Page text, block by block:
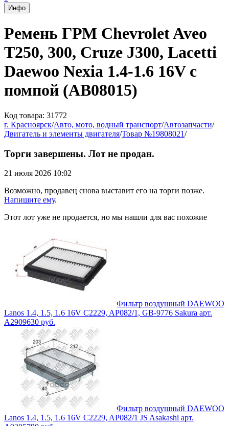
Инфо
Ремень ГРМ Chevrolet Aveo
T250, 300, Cruze J300, Lacetti
Daewoo Nexia 1.4-1.6 16V с
помпой (AB08015)
Код товара: 31772
г. Красноярск/Авто, мото, водный транспорт/Автозапчасти/
Двигатель и элементы двигателя/Товар №19808021/
Торги завершены. Лот не продан.
21 июля 2026 10:02
Возможно, продавец снова выставит его на торги позже.
Напишите ему.
Этот лот уже не продается, но мы нашли для вас похожие
Фильтр воздушный DAEWOO
Lanos 1.4, 1.5, 1.6 16V C2229, AP082/1, GB-9776 Sakura арт.
A2909630 руб.
Фильтр воздушный DAEWOO
Lanos 1.4, 1.5, 1.6 16V C2229, AP082/1 JS Asakashi арт.